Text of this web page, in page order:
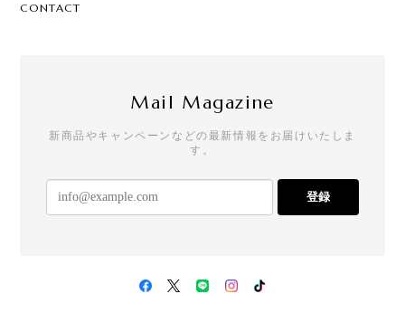
CONTACT
Mail Magazine
新商品やキャンペーンなどの最新情報をお届けいたしま
す。
登録